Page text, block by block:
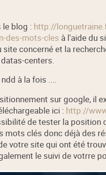
le blog : http://
des-mots-cles à l'aide du
concerné et la
centers.
à la fois ....
sur google, il
ici : http://
de tester la position
clés donc déjà des
votre site qui ont été
le suivi de votrre